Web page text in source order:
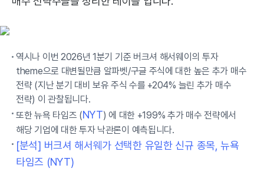
역시나 이번 2026년 1분기 기준 버크셔 해서웨이의 투자
theme으로 대변될만큼 알파벳/구글 주식에 대한 높은 추가 매수
전략 (지난 분기 대비 보유 주식 수를 +204% 늘린 추가 매수
전략) 이 관찰됩니다.
또한 뉴욕 타임즈 (NYT) 에 대한 +199% 추가 매수 전략에서
해당 기업에 대한 투자 낙관론이 예측됩니다.
[분석] 버크셔 해서웨가 선택한 유일한 신규 종목, 뉴욕
타임즈 (NYT)